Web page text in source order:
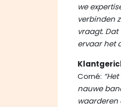
we
verbinden
vraagt.
ervaar het
Corné:
nauwe
waarderen